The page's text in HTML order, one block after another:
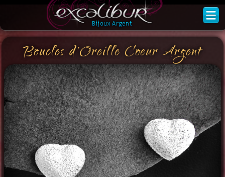
Boucles d'Oreille Coeur Argent